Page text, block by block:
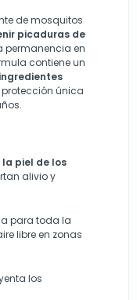
de mosquitos
picaduras de
permanencia en
contiene un
ingredientes
única
piel de los
alivio y
para toda la
libre en zonas
los